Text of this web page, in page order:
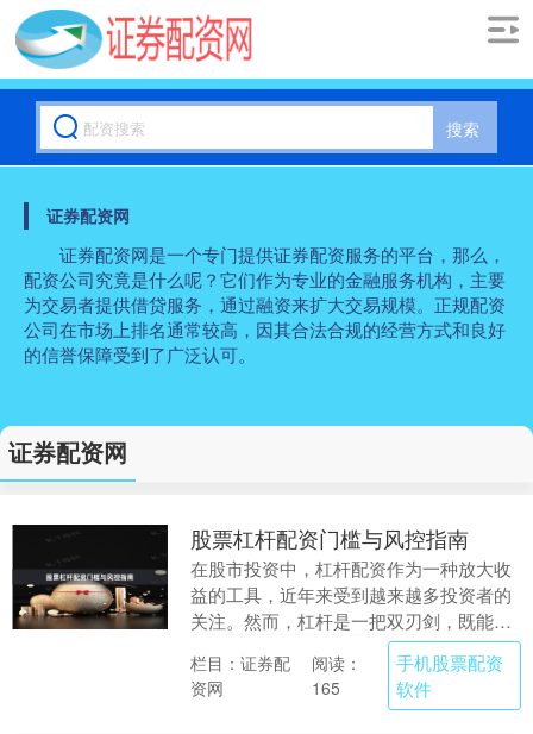
搜索
证券配资网
证券配资网是一个专门提供证券配资服务的平台，那么，
配资公司究竟是什么呢？它们作为专业的金融服务机构，主要
为交易者提供借贷服务，通过融资来扩大交易规模。正规配资
公司在市场上排名通常较高，因其合法合规的经营方式和良好
的信誉保障受到了广泛认可。
证券配资网
股票杠杆配资门槛与风控指南
在股市投资中，杠杆配资作为一种放大收
益的工具，近年来受到越来越多投资者的
关注。然而，杠杆是一把双刃剑，既能放
大收益，也能放大亏损。本文将从门槛设
置与风险控制两个....
栏目：证券配
资网
阅读：
165
手机股票配资
软件